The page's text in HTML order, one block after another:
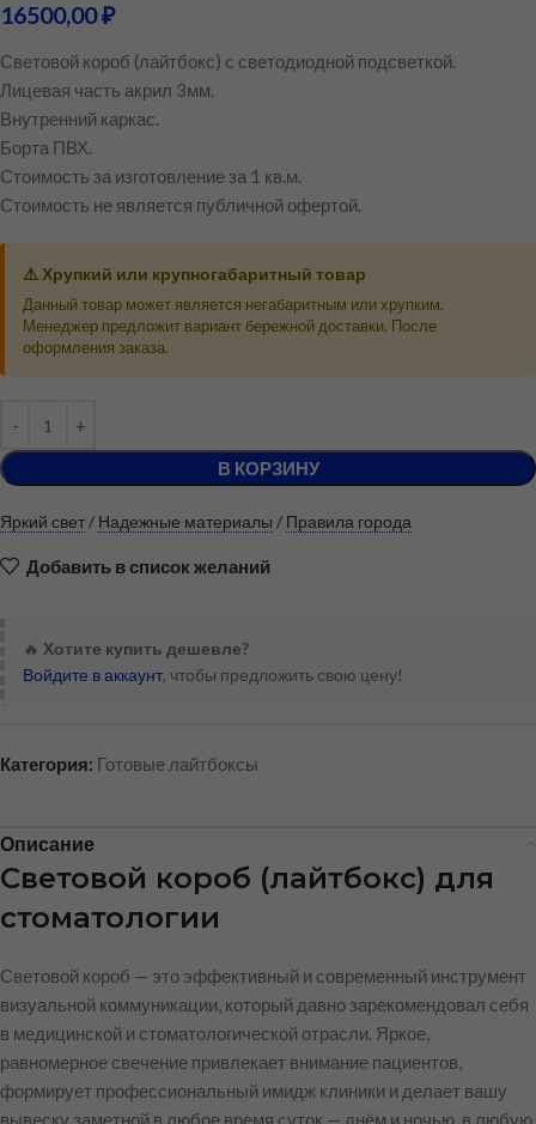
16500,00₽
Световой короб (лайтбокс) с светодиодной подсветкой.
Лицевая часть акрил 3мм.
Внутренний каркас.
Борта ПВХ.
Стоимость за изготовление за 1 кв.м.
Стоимость не является публичной офертой.
⚠️ Хрупкий или крупногабаритный товар
Данный товар может является негабаритным или хрупким.
Менеджер предложит вариант бережной доставки. После
оформления заказа.
В КОРЗИНУ
Яркий свет / Надежные материалы / Правила города
Добавить в список желаний
🔥 Хотите купить дешевле?
Войдите в аккаунт, чтобы предложить свою цену!
Категория: Готовые лайтбоксы
Описание
Световой короб (лайтбокс) для
стоматологии
Световой короб — это эффективный и современный инструмент
визуальной коммуникации, который давно зарекомендовал себя
в медицинской и стоматологической отрасли. Яркое,
равномерное свечение привлекает внимание пациентов,
формирует профессиональный имидж клиники и делает вашу
вывеску заметной в любое время суток — днём и ночью, в любую